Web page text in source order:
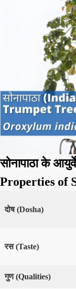
सोनापाठा के
Properties of
दोष (Dosha)
रस(Taste)
गुण(Qualities)